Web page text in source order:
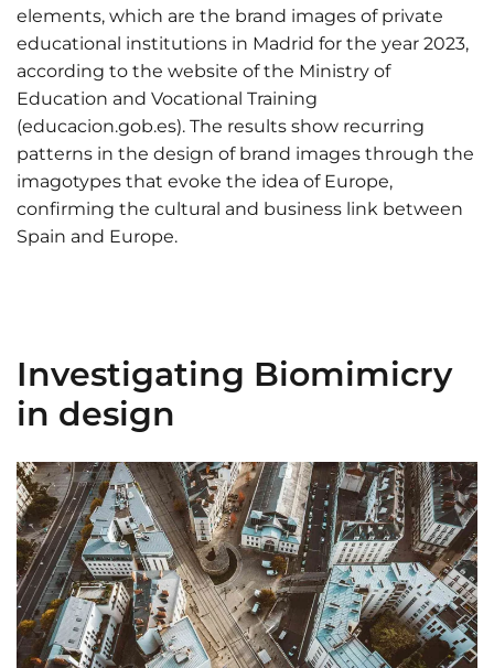
elements, which are the brand images of private
educational institutions in Madrid for the year 2023,
according to the website of the Ministry of
Education and Vocational Training
(educacion.gob.es). The results show recurring
patterns in the design of brand images through the
imagotypes that evoke the idea of Europe,
confirming the cultural and business link between
Spain and Europe.
Investigating Biomimicry
in design